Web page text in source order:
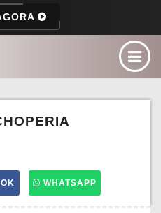
WHATSAPP